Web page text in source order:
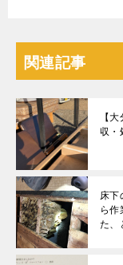
関連記事
【
収・
床下
ら
た、